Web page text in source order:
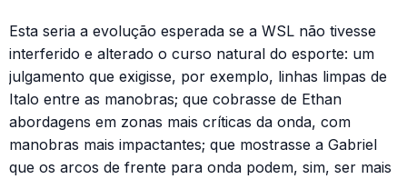
Esta seria a evolução esperada se a WSL não tivesse
interferido e alterado o curso natural do esporte: um
julgamento que exigisse, por exemplo, linhas limpas de
Italo entre as manobras; que cobrasse de Ethan
abordagens em zonas mais críticas da onda, com
manobras mais impactantes; que mostrasse a Gabriel
que os arcos de frente para onda podem, sim, ser mais